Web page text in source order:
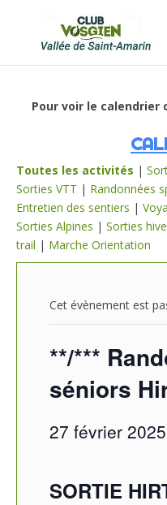
Pour voir le calendrier
Toutes les activités |
Sorties VTT | Randonnées
Entretien des sentiers |
Sorties Alpines | Sorties
trail | Marche Orientation
Cet évènement est
**/***
séniors
27 février
SORTIE